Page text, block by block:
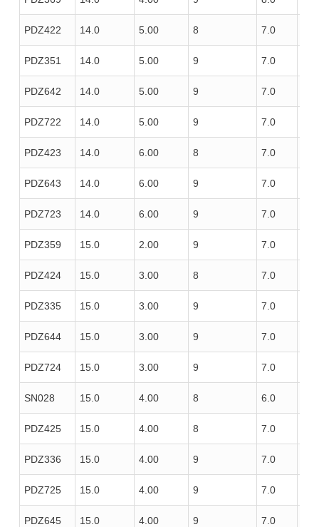
PDZ422 14.0 5.00 8 7.0
PDZ351 14.0 5.00 9 7.0
PDZ642 14.0 5.00 9 7.0
PDZ722 14.0 5.00 9 7.0
PDZ423 14.0 6.00 8 7.0
PDZ643 14.0 6.00 9 7.0
PDZ723 14.0 6.00 9 7.0
PDZ359 15.0 2.00 9 7.0
PDZ424 15.0 3.00 8 7.0
PDZ335 15.0 3.00 9 7.0
PDZ644 15.0 3.00 9 7.0
PDZ724 15.0 3.00 9 7.0
SN028 15.0 4.00 8 6.0
PDZ425 15.0 4.00 8 7.0
PDZ336 15.0 4.00 9 7.0
PDZ725 15.0 4.00 9 7.0
PDZ645 15.0 4.00 9 7.0